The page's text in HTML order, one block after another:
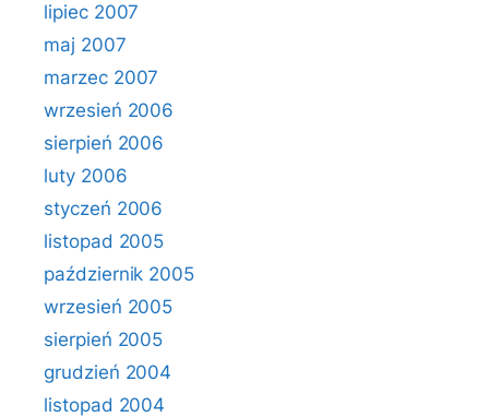
lipiec 2007
maj 2007
marzec 2007
wrzesień 2006
sierpień 2006
luty 2006
styczeń 2006
listopad 2005
październik 2005
wrzesień 2005
sierpień 2005
grudzień 2004
listopad 2004